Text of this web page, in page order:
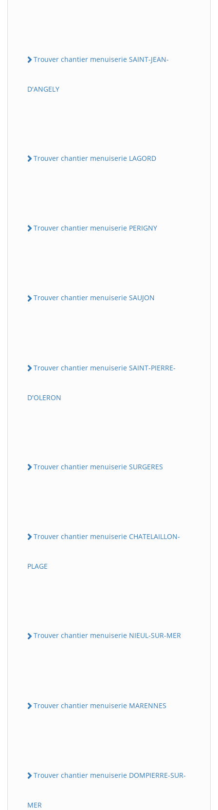
Trouver chantier menuiserie SAINT-JEAN-
D'ANGELY
Trouver chantier menuiserie LAGORD
Trouver chantier menuiserie PERIGNY
Trouver chantier menuiserie SAUJON
Trouver chantier menuiserie SAINT-PIERRE-
D'OLERON
Trouver chantier menuiserie SURGERES
Trouver chantier menuiserie CHATELAILLON-
PLAGE
Trouver chantier menuiserie NIEUL-SUR-MER
Trouver chantier menuiserie MARENNES
Trouver chantier menuiserie DOMPIERRE-SUR-
MER